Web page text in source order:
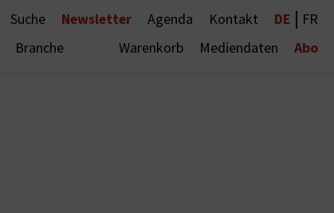
Suche Newsletter Agenda Kontakt DE | FR
Branche Warenkorb Mediendaten Abo